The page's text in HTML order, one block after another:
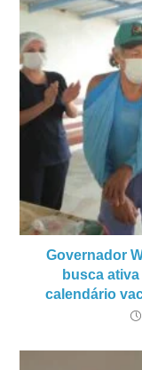
Governador
busca
calendário